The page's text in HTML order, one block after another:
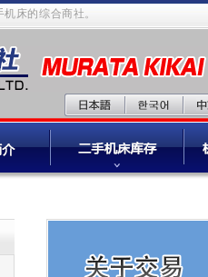
床的综合商社。